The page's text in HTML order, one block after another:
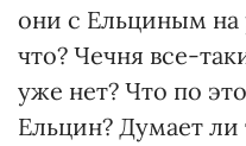
они с Ельциным на
что? Чечня все-
уже нет? Что по
Ельцин? Думает